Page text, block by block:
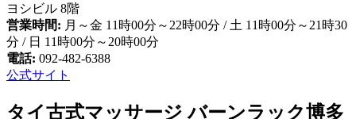
ヨシビル 8階
営業時間: 月～金 11時00分～22時00分 / 土 11時00分～21時30
分 / 日 11時00分～20時00分
電話: 092-482-6388
公式サイト
タイ古式マッサージ バーンラック博多